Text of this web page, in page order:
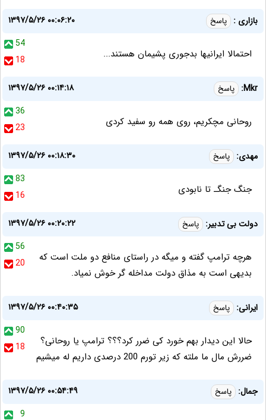
بازاری : پاسخ
۱۳۹۷/۵/۲۶ ۰۰:۰۶:۲۰
54
18
احتمالا ایرانیها بدجوری پشیمان هستند...
Mkr: پاسخ
۱۳۹۷/۵/۲۶ ۰۰:۱۴:۱۸
36
23
روحانی مچکریم، روی همه رو سفید کردی
مهدی: پاسخ
۱۳۹۷/۵/۲۶ ۰۰:۱۸:۳۰
83
16
جنگ جنگـ تا نابودی
دولت بی تدبیر: پاسخ
۱۳۹۷/۵/۲۶ ۰۰:۲۰:۲۲
56
20
هرچه ترامپ گفته و میگه در راستای منافع دو ملت است که
بدیهی است به مذاق دولت مداخله گر خوش نمیاد.
ایرانی: پاسخ
۱۳۹۷/۵/۲۶ ۰۰:۴۰:۳۵
90
18
حالا این دیدار بهم خورد کی ضرر کرد؟؟؟ ترامپ یا روحانی؟
ضررش مال ما ملته که زیر تورم 200 درصدی داریم له میشیم
جمال: پاسخ
۱۳۹۷/۵/۲۶ ۰۰:۵۴:۴۹
9